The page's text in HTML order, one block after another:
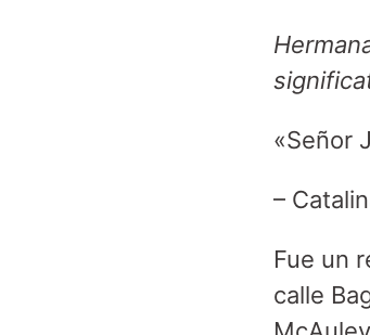
«Señor
–
Fue un
calle